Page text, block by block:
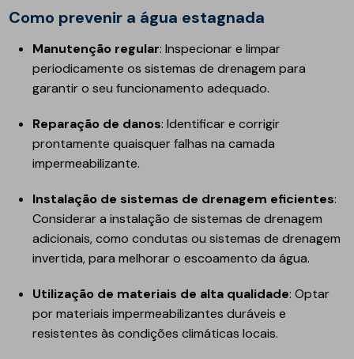
Como prevenir a água estagnada
Manutenção regular: Inspecionar e limpar
periodicamente os sistemas de drenagem para
garantir o seu funcionamento adequado.
Reparação de danos: Identificar e corrigir
prontamente quaisquer falhas na camada
impermeabilizante.
Instalação de sistemas de drenagem eficientes:
Considerar a instalação de sistemas de drenagem
adicionais, como condutas ou sistemas de drenagem
invertida, para melhorar o escoamento da água.
Utilização de materiais de alta qualidade: Optar
por materiais impermeabilizantes duráveis e
resistentes às condições climáticas locais.